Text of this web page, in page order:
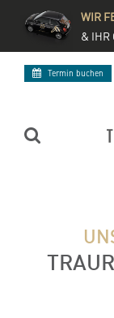
WIR
& IHR
Termin buchen